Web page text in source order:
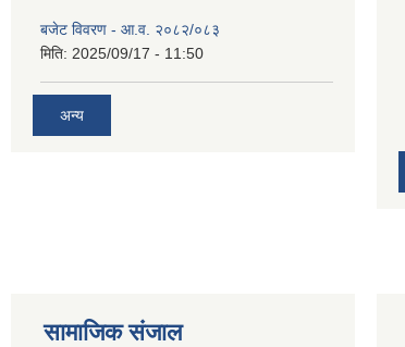
बजेट विवरण - आ.व. २०८२/०८३
मिति: 2025/09/17 - 11:50
अन्य
सामाजिक संजाल